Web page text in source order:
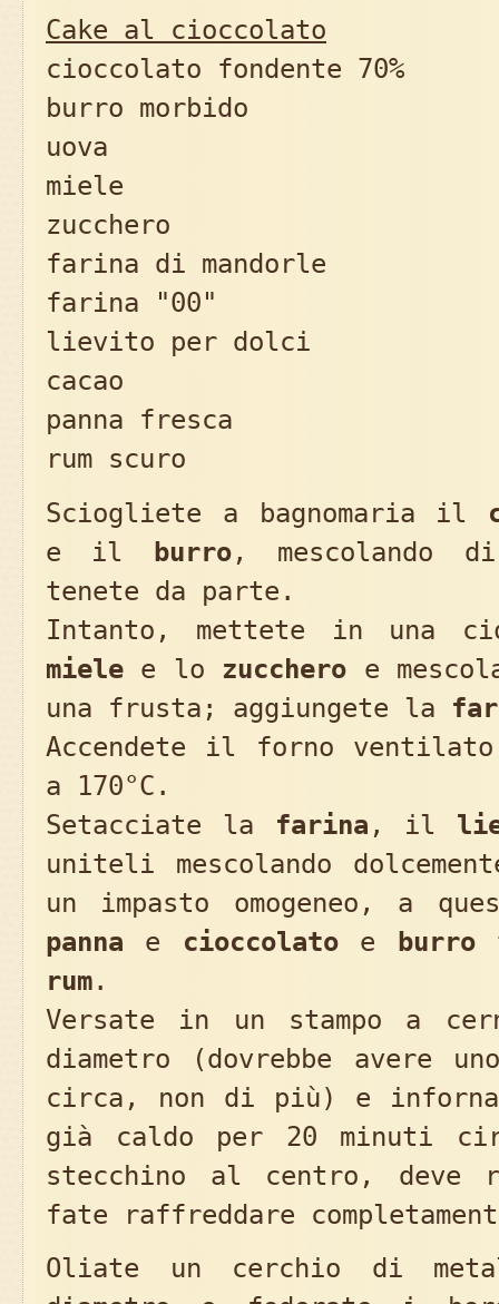
Cake al cioccolato
cioccolato fondente 70%
burro morbido
uova
miele 50
zucchero
farina di mandorle
farina "00"
lievito per dolci
cacao 15
panna fresca
rum scuro
Sciogliete a bagnomaria il
e il
burro, mescolando
tenete da parte.
Intanto, mettete in una
miele e lo zucchero e
una frusta; aggiungete la
Accendete il forno
a 170°C.
Setacciate la farina , il
uniteli mescolando
un impasto omogeneo, a
panna e cioccolatoe burro
rum.
Versate in un stampo a
diametro (dovrebbe avere
circa, non di più) e
già caldo per 20 minuti
stecchino al centro, deve
fate raffreddare
Oliate un cerchio di